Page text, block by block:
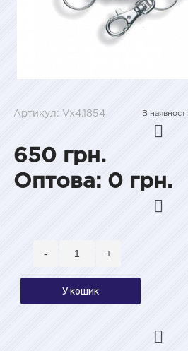
Артикул: Vx4.1854 В наявності
650 грн.
Оптова: 0 грн.
- +
У кошик